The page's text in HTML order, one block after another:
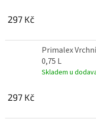
297 Kč
Primalex
0,75 L
Skladem u
297 Kč